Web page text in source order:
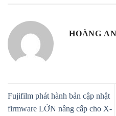
HOÀNG
Fujifilm phát hành bản cập nhật
firmware LỚN nâng cấp cho X-